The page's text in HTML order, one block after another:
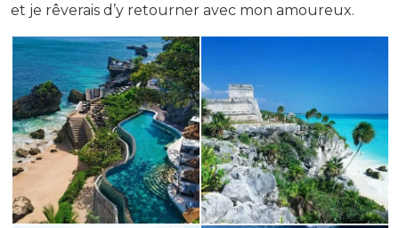
et je rêverais d’y retourner avec mon amoureux.